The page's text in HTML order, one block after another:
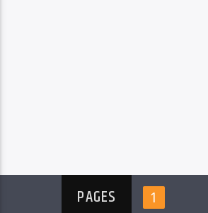
PAGES 1